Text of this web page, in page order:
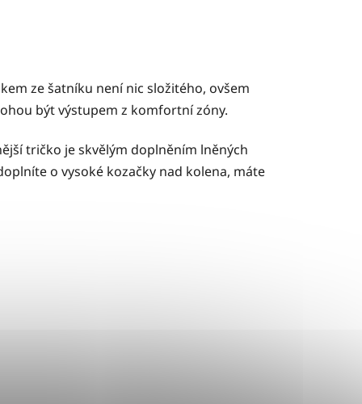
ze šatníku není nic složitého, ovšem
být výstupem z komfortní zóny.
tričko je skvělým doplněním lněných
o vysoké kozačky nad kolena, máte